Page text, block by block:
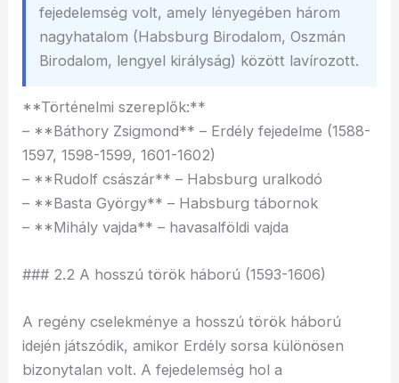
fejedelemség volt, amely lényegében három
nagyhatalom (Habsburg Birodalom, Oszmán
Birodalom, lengyel királyság) között lavírozott.
**Történelmi szereplők:**
– **Báthory Zsigmond** – Erdély fejedelme (1588-
1597, 1598-1599, 1601-1602)
– **Rudolf császár** – Habsburg uralkodó
– **Basta György** – Habsburg tábornok
– **Mihály vajda** – havasalföldi vajda
### 2.2 A hosszú török háború (1593-1606)
A regény cselekménye a hosszú török háború
idején játszódik, amikor Erdély sorsa különösen
bizonytalan volt. A fejedelemség hol a